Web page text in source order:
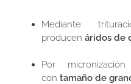
Mediante
producen áridos de
Por
con tamaño de